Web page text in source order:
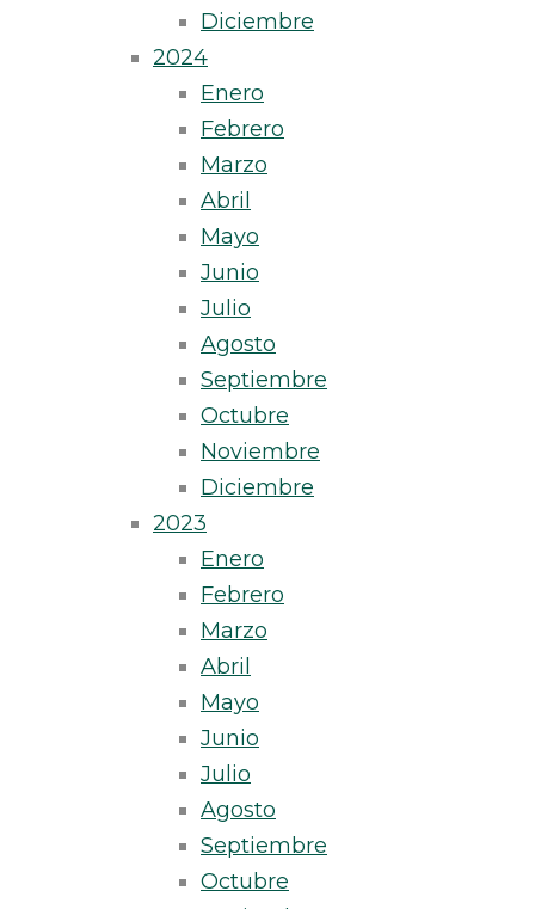
Diciembre
2024
Enero
Febrero
Marzo
Abril
Mayo
Junio
Julio
Agosto
Septiembre
Octubre
Noviembre
Diciembre
2023
Enero
Febrero
Marzo
Abril
Mayo
Junio
Julio
Agosto
Septiembre
Octubre